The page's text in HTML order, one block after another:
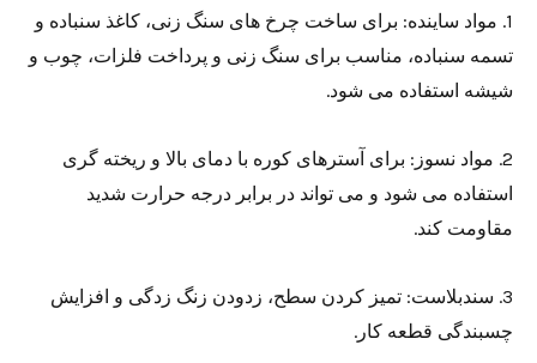
1. مواد ساینده: برای ساخت چرخ های سنگ زنی، کاغذ سنباده و
تسمه سنباده، مناسب برای سنگ زنی و پرداخت فلزات، چوب و
شیشه استفاده می شود.
2. مواد نسوز: برای آسترهای کوره با دمای بالا و ریخته گری
استفاده می شود و می تواند در برابر درجه حرارت شدید
مقاومت کند.
3. سندبلاست: تمیز کردن سطح، زدودن زنگ زدگی و افزایش
چسبندگی قطعه کار.